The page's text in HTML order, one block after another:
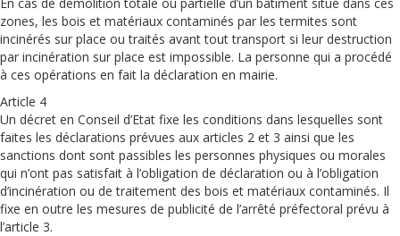
zones, les bois et matériaux contaminés par les termites sont
incinérés sur place ou traités avant tout transport si leur destruction
par incinération sur place est impossible. La personne qui a procédé
à ces opérations en fait la déclaration en mairie.
Article 4
Un décret en Conseil d’Etat fixe les conditions dans lesquelles sont
faites les déclarations prévues aux articles 2 et 3 ainsi que les
sanctions dont sont passibles les personnes physiques ou morales
qui n’ont pas satisfait à l’obligation de déclaration ou à l’obligation
d’incinération ou de traitement des bois et matériaux contaminés. Il
fixe en outre les mesures de publicité de l’arrêté préfectoral prévu à
l’article 3.